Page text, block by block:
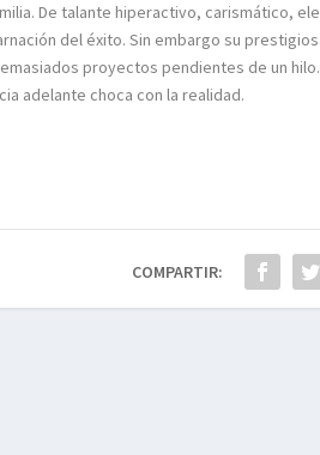
De talante hiperactivo, carismático,
del éxito. Sin embargo su
proyectos pendientes de un
adelante choca con la realidad.
COMPARTIR: